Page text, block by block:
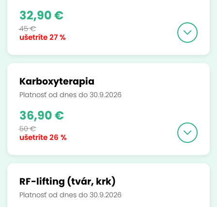
ušetríte27 %
32,90 €
45 €
Karboxyterapia
Platnosť od dnes do 30.9.2026
ušetríte26 %
36,90 €
50 €
RF-lifting (tvár, krk)
Platnosť od dnes do 30.9.2026